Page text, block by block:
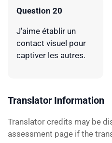
Question 20
J'aime établir un
contact visuel pour
captiver les autres.
Translator Information
Translator credits may be
assessment page if the